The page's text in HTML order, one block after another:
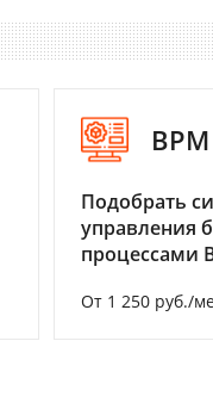
BPM
Подобрать
управления
процессами
От 1 250 руб./